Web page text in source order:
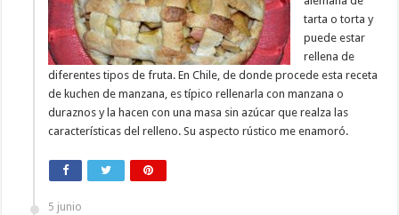
tarta o torta y
puede estar
rellena de
diferentes tipos de fruta. En Chile, de donde procede esta receta
de kuchen de manzana, es típico rellenarla con manzana o
duraznos y la hacen con una masa sin azúcar que realza las
características del relleno. Su aspecto rústico me enamoró.
5 junio